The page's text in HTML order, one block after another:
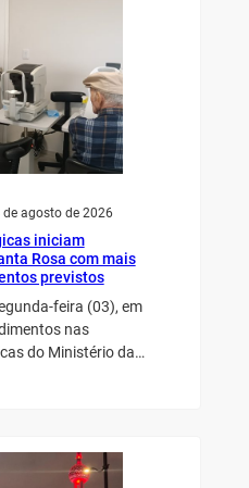
de agosto de 2026
iniciam
Rosa com mais
previstos
feira (03), em
nas
do Ministério da…